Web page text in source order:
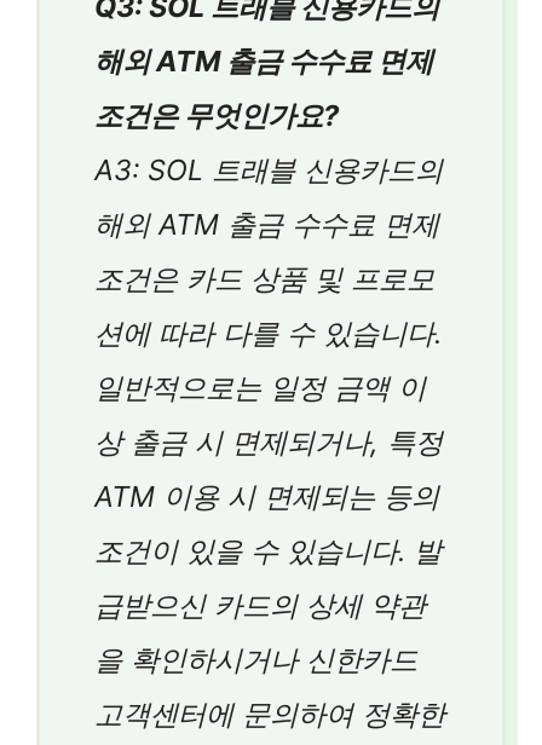
해외 ATM 출금 수수료 면제
조건은 무엇인가요?
A3: SOL 트래블 신용카드의
해외 ATM 출금 수수료 면제
조건은 카드 상품 및 프로모
션에 따라 다를 수 있습니다.
일반적으로는 일정 금액 이
상 출금 시 면제되거나, 특정
ATM 이용 시 면제되는 등의
조건이 있을 수 있습니다. 발
급받으신 카드의 상세 약관
을 확인하시거나 신한카드
고객센터에 문의하여 정확한